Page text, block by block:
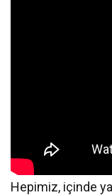
Hepimiz, içinde